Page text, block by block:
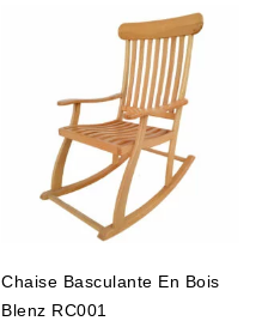
Chaise Basculante En Bois
Blenz RC001